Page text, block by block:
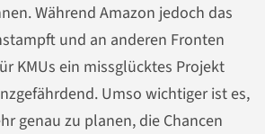
Während Amazon jedoch das
und an anderen Fronten
KMUs ein missglücktes Projekt
Umso wichtiger ist es,
genau zu planen, die Chancen